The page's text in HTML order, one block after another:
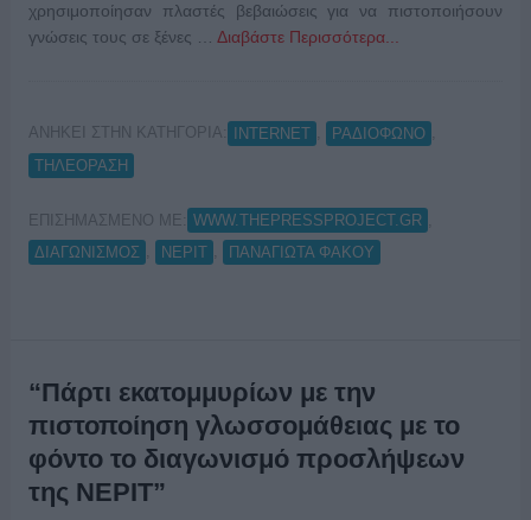
χρησιμοποίησαν πλαστές βεβαιώσεις για να πιστοποιήσουν
γνώσεις τους σε ξένες … Διαβάστε Περισσότερα...
ΑΝΗΚΕΙ ΣΤΗΝ ΚΑΤΗΓΟΡΙΑ: INTERNET ΡΑΔΙΟΦΩΝΟ
ΤΗΛΕΟΡΑΣΗ
ΕΠΙΣΗΜΑΣΜΕΝΟ ΜΕ: WWW.THEPRESSPROJECT.GR
ΔΙΑΓΩΝΙΣΜΟΣ
ΝΕΡΙΤ ΠΑΝΑΓΙΩΤΑ ΦΑΚΟΥ
“Πάρτι εκατομμυρίων με την
πιστοποίηση γλωσσομάθειας με το
φόντο το διαγωνισμό προσλήψεων
της ΝΕΡΙΤ”